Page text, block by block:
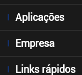
Aplicações
Empresa
Links rápidos